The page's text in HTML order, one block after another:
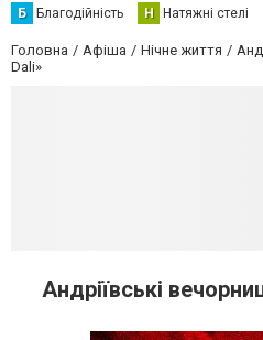
Б Благодійність Н Натяжні стелі
Головна Афіша Нічне життя
Dali»
Андріївські